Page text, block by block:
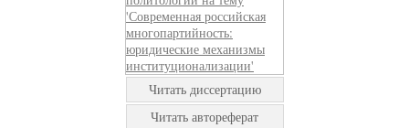
Читать диссертацию
Читать автореферат